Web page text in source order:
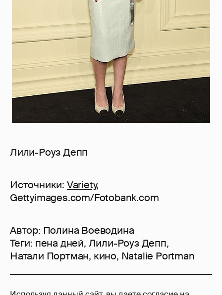
Лили-Роуз Депп
Источники: Variety,
Gettyimages.com/Fotobank.com
Автор: Полина Воеводина
Теги: пена дней, Лили-Роуз Депп,
Натали Портман, кино, Natalie Portman
25